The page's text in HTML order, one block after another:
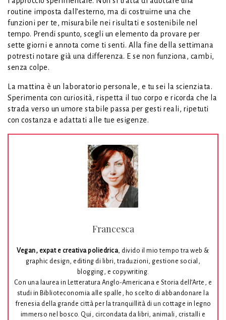
routine imposta dall’esterno, ma di costruirne una che
funzioni per te, misurabile nei risultati e sostenibile nel
tempo. Prendi spunto, scegli un elemento da provare per
sette giorni e annota come ti senti. Alla fine della settimana
potresti notare già una differenza. E se non funziona, cambi,
senza colpe.
La mattina è un laboratorio personale, e tu sei la scienziata.
Sperimenta con curiosità, rispetta il tuo corpo e ricorda che la
strada verso un umore stabile passa per gesti reali, ripetuti
con costanza e adattati alle tue esigenze.
Francesca
Vegan, expat e creativa poliedrica, divido il mio tempo tra web &
graphic design, editing di libri, traduzioni, gestione social,
blogging, e copywriting.
Con una laurea in Letteratura Anglo-Americana e Storia dell’Arte, e
studi in Biblioteconomia alle spalle, ho scelto di abbandonare la
frenesia della grande città per la tranquillità di un cottage in legno
immerso nel bosco. Qui, circondata da libri, animali, cristalli e